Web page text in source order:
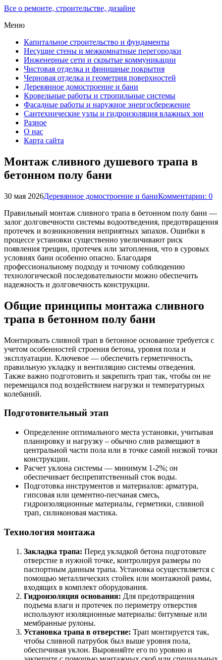
Все о ремонте, строительстве, дизайне
Меню
Капитальное строительство и фундаменты
Несущие стены и межкомнатные перегородки
Инженерные сети и скрытые коммуникации
Чистовая отделка и финишные покрытия
Черновая отделка и геометрия поверхностей
Деревянное домостроение и бани
Кровельные работы и стропильные системы
Фасадные работы и наружное энергосбережение
Сантехнические узлы и гидроизоляция влажных зон
Разное
О нас
Карта сайта
Монтаж сливного душевого трапа в
бетонном полу бани
30 мая 2026Деревянное домостроение и баниКомментарии: 0
Правильный монтаж сливного трапа в бетонном полу бани —
залог долговечности системы водоотведения, предотвращения
протечек и возникновения неприятных запахов. Ошибки в
процессе установки существенно увеличивают риск
появления трещин, протечек или затопления, что в суровых
условиях бани особенно опасно. Благодаря
профессиональному подходу и точному соблюдению
технологической последовательности можно обеспечить
надежность и долговечность конструкции.
Общие принципы монтажа сливного
трапа в бетонном полу бани
Монтировать сливной трап в бетонное основание требуется с
учетом особенностей строения бетона, уровня пола и
эксплуатации. Ключевое — обеспечить герметичность,
правильную укладку и вентиляцию системы отведения.
Также важно подготовить и закрепить трап так, чтобы он не
перемещался под воздействием нагрузки и температурных
колебаний.
Подготовительный этап
Определение оптимального места установки, учитывая
планировку и нагрузку – обычно слив размещают в
центральной части пола или в точке самой низкой точки
конструкции.
Расчет уклона системы — минимум 1-2%; он
обеспечивает беспрепятственный сток воды.
Подготовка инструментов и материалов: арматура,
гипсовая или цементно-песчаная смесь,
гидроизоляционные материалы, герметики, сливной
трап, силиконовая мастика.
Технология монтажа
Закладка трапа: Перед укладкой бетона подготовьте
отверстие в нужной точке, контролируя размеры по
паспортным данным трапа. Установка осуществляется с
помощью металлических стойек или монтажной рамы,
входящих в комплект оборудования.
Гидроизоляция основания: Для предотвращения
подъема влаги и протечек по периметру отверстия
используют изоляционные материалы: битумные или
мембранные рулоны.
Установка трапа в отверстие: Трап монтируется так,
чтобы сливной патрубок был выше уровня пола,
обеспечивая уклон. Выровняйте его по уровню и